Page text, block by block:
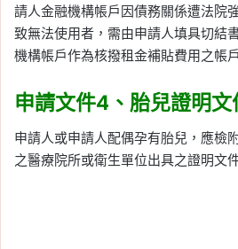
請人金融機構帳戶因債務關係遭法院
致無法使用者，需由申請人填具切結
機構帳戶作為核撥租金補貼費用之帳
申請文件4、胎兒證明文
申請人或申請人配偶孕有胎兒，應檢
之醫療院所或衛生單位出具之證明文